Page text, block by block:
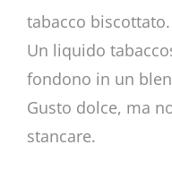
tabacco
Un liquido
fondono in un
Gusto dolce, ma
stancare.